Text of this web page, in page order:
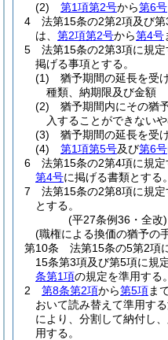
(2)
第1項第2号から第6号
4
法第15条の2第2項及び
は、 第2項第2号から第4号
5
法第15条の2第3項に規
掲げる事項とする。
(1)
猶予期間の延長を受
種類、納期限及び金額
(2)
猶予期間内にその猶
入することができない
(3)
猶予期間の延長を受
(4)
第1項第5号及び第6号
6
法第15条の2第4項に規定
第4号に掲げる書類とする。
7
法第15条の2第8項に規
とする。
(平27条例36・全改)
(職権による換価の猶予の
第10条
法第15条の5第2項
15条第3項及び第5項に規
条第1項の規定を準用する。
2
第8条第2項から第5項ま
おいて読み替えて準用す
により、分割して納付し
用する。